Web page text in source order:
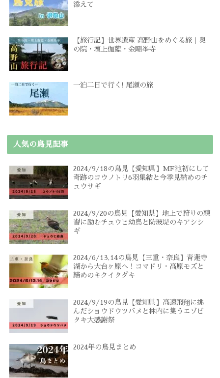
添えて
【旅行記】世界遺産 高野山をめぐる旅｜奥
の院・壇上伽藍・金剛峯寺
一泊二日で行く! 尾瀬の旅
人気の鳥見記事
2024/9/18の鳥見【愛知県】MF池初にして
奇跡のコウノトリ6羽集結と今季見納めのチ
ュウサギ
2024/9/20の鳥見【愛知県】地上で狩りの練
習に励むチュウヒ幼鳥と防波堤のキアシシ
ギ
2024/6/13,14の鳥見【三重・奈良】青蓮寺
湖から大台ヶ原へ！コマドリ・高原モズと
締めのキクイタダキ
2024/9/19の鳥見【愛知県】高速飛翔に挑
んだショウドウツバメと林内に集うエゾビ
タキ大感謝祭
2024年の鳥見まとめ